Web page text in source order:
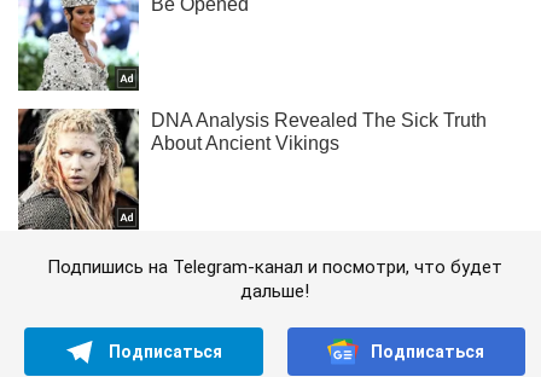
Подпишись на Telegram-канал и посмотри, что будет
дальше!
Подписаться Подписаться